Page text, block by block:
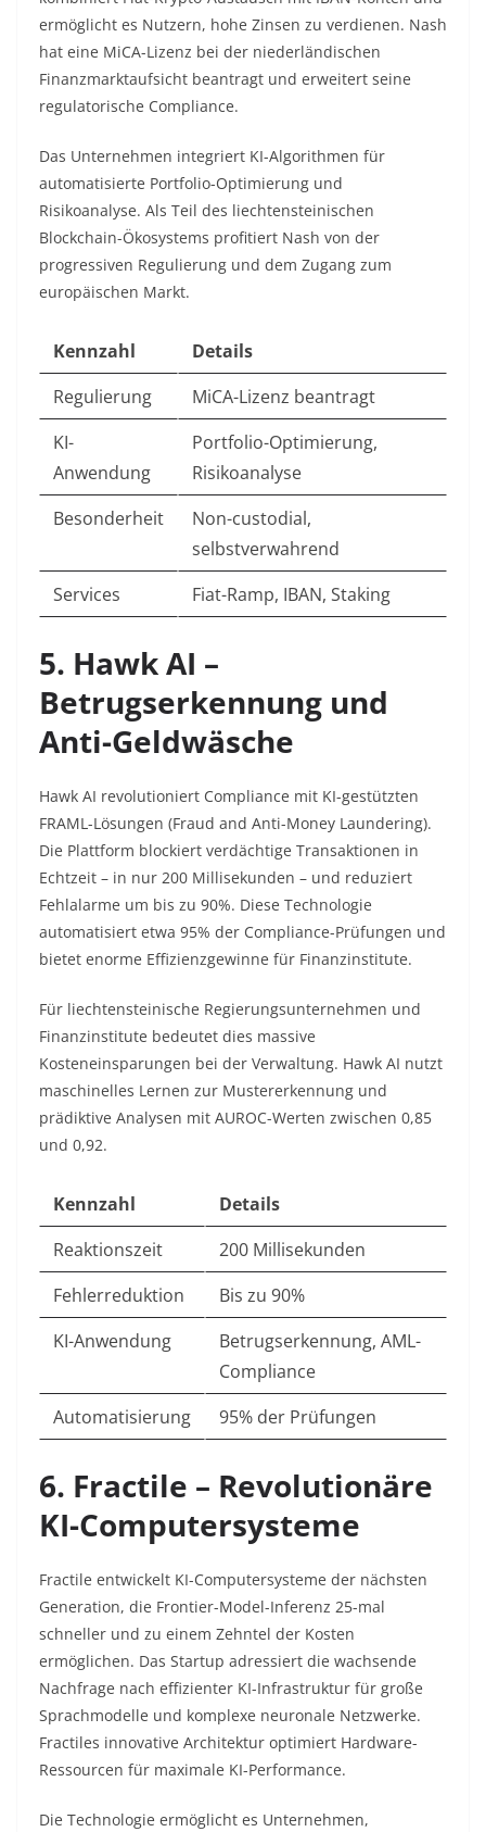
ermöglicht es Nutzern, hohe Zinsen zu verdienen. Nash
hat eine MiCA-Lizenz bei der niederländischen
Finanzmarktaufsicht beantragt und erweitert seine
regulatorische Compliance.​
Das Unternehmen integriert KI-Algorithmen für
automatisierte Portfolio-Optimierung und
Risikoanalyse. Als Teil des liechtensteinischen
Blockchain-Ökosystems profitiert Nash von der
progressiven Regulierung und dem Zugang zum
europäischen Markt.​
Kennzahl
Details
Regulierung
MiCA-Lizenz beantragt
KI-
Anwendung
Portfolio-Optimierung,
Risikoanalyse
Besonderheit
Non-custodial,
selbstverwahrend
Services
Fiat-Ramp, IBAN, Staking
5. Hawk AI –
Betrugserkennung und
Anti-Geldwäsche
Hawk AI revolutioniert Compliance mit KI-gestützten
FRAML-Lösungen (Fraud and Anti-Money Laundering).
Die Plattform blockiert verdächtige Transaktionen in
Echtzeit – in nur 200 Millisekunden – und reduziert
Fehlalarme um bis zu 90%. Diese Technologie
automatisiert etwa 95% der Compliance-Prüfungen und
bietet enorme Effizienzgewinne für Finanzinstitute.​
Für liechtensteinische Regierungsunternehmen und
Finanzinstitute bedeutet dies massive
Kosteneinsparungen bei der Verwaltung. Hawk AI nutzt
maschinelles Lernen zur Mustererkennung und
prädiktive Analysen mit AUROC-Werten zwischen 0,85
und 0,92.​
Kennzahl
Details
Reaktionszeit
200 Millisekunden
Fehlerreduktion
Bis zu 90%
KI-Anwendung
Betrugserkennung, AML-
Compliance
Automatisierung
95% der Prüfungen
6. Fractile – Revolutionäre
KI-Computersysteme
Fractile entwickelt KI-Computersysteme der nächsten
Generation, die Frontier-Model-Inferenz 25-mal
schneller und zu einem Zehntel der Kosten
ermöglichen. Das Startup adressiert die wachsende
Nachfrage nach effizienter KI-Infrastruktur für große
Sprachmodelle und komplexe neuronale Netzwerke.
Fractiles innovative Architektur optimiert Hardware-
Ressourcen für maximale KI-Performance.​
Die Technologie ermöglicht es Unternehmen,